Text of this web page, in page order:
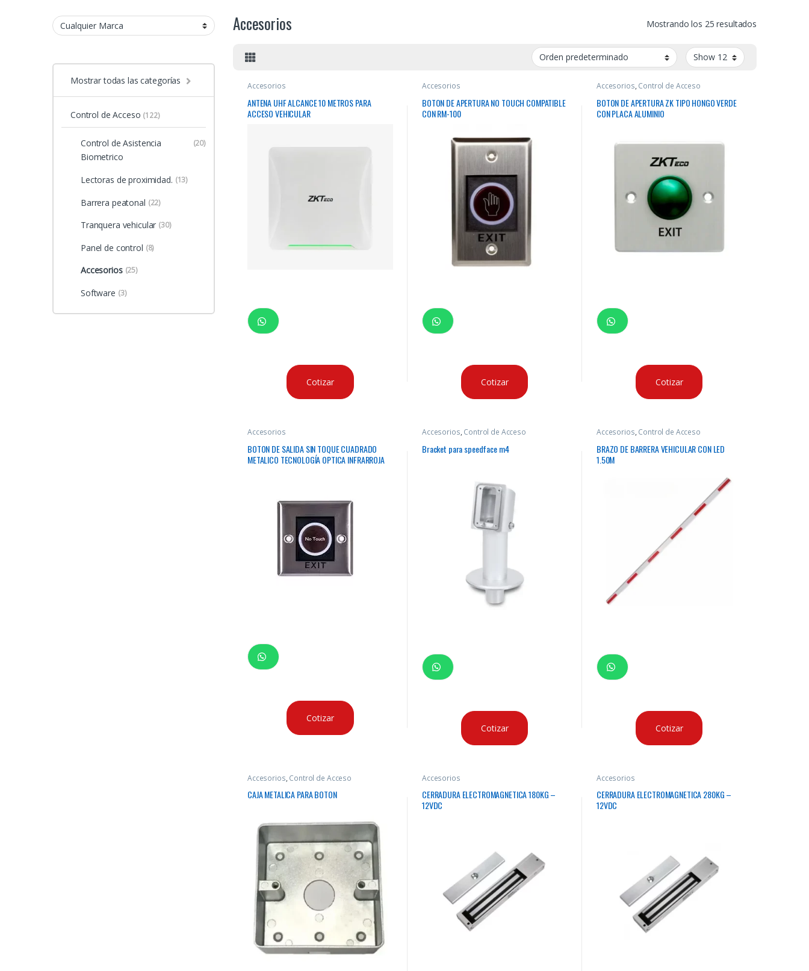
Accesorios Mostrando los 25 resultados
Accesorios
ANTENA UHF ALCANCE 10 METROS PARA
ACCESO VEHICULAR
Cotizar
Accesorios
BOTON DE APERTURA NO TOUCH COMPATIBLE
CON RM-100
Cotizar
Accesorios, Control de Acceso
BOTON DE APERTURA ZK TIPO HONGO VERDE
CON PLACA ALUMINIO
Cotizar
Accesorios
BOTON DE SALIDA SIN TOQUE CUADRADO
METALICO TECNOLOGÍA OPTICA INFRARROJA
Cotizar
Accesorios, Control de Acceso
Bracket para speedface m4
Cotizar
Accesorios, Control de Acceso
BRAZO DE BARRERA VEHICULAR CON LED
1.50M
Cotizar
Accesorios, Control de Acceso
CAJA METALICA PARA BOTON
Accesorios
CERRADURA ELECTROMAGNETICA 180KG –
12VDC
Accesorios
CERRADURA ELECTROMAGNETICA 280KG –
12VDC
Mostrar todas las categorías
Control de Acceso (122)
Control de Asistencia
Biometrico
(20)
Lectoras de proximidad. (13)
Barrera peatonal (22)
Tranquera vehicular (30)
Panel de control (8)
Accesorios (25)
Software (3)